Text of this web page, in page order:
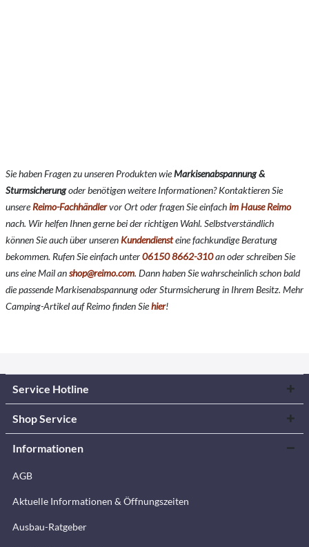
Sie haben Fragen zu unseren Produkten wieMarkisenabspannung &
Sturmsicherungoder benötigen weitere Informationen? Kontaktieren Sie
unsereReimo-Fachhändlervor Ort oder fragen Sie einfachim Hause Reimo
nach. Wir helfen Ihnen gerne bei der richtigen Wahl. Selbstverständlich
können Sie auch über unseren Kundendiensteine fachkundige Beratung
bekommen. Rufen Sie einfach unter06150 8662-310an oder schreiben Sie
uns eine Mail anshop@reimo.com. Dann haben Sie wahrscheinlich schon bald
die passende Markisenabspannung oder Sturmsicherung in Ihrem Besitz. Mehr
Camping-Artikel auf Reimo finden Siehier!
Service Hotline
Shop Service
Informationen
AGB
Aktuelle Informationen & Öffnungszeiten
Ausbau-Ratgeber